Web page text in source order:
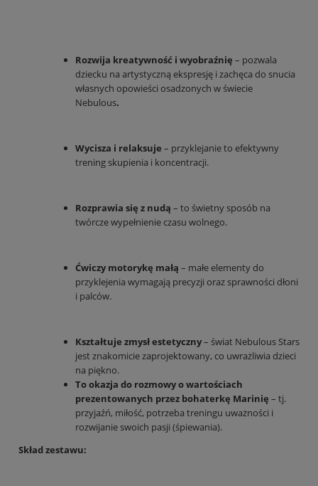
Rozwija kreatywność i wyobraźnię – pozwala
dziecku na artystyczną ekspresję i zachęca do snucia
własnych opowieści osadzonych w świecie
Nebulous.
Wycisza i relaksuje – przyklejanie to efektywny
trening skupienia i koncentracji.
Rozprawia się z nudą – to świetny sposób na
twórcze wypełnienie czasu wolnego.
Ćwiczy motorykę małą – małe elementy do
przyklejenia wymagają precyzji oraz sprawności dłoni
i palców.
Kształtuje zmysł estetyczny– świat Nebulous Stars
jest znakomicie zaprojektowany, co uwrażliwia dzieci
na piękno.
To okazja do rozmowy o wartościach
prezentowanych przez bohaterkę Marinię – tj.
przyjaźń, miłość, potrzeba treningu uważności i
rozwijanie swoich pasji (śpiewania).
Skład zestawu: